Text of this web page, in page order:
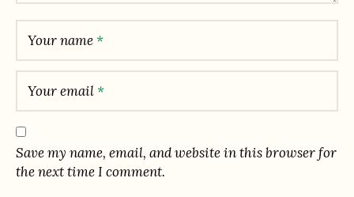
Your name *
Your email *
Save my name, email, and website in this browser for
the next time I comment.